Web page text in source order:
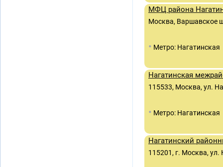
МФЦ района
Москва, Варшавское
• Метро: Нагатинская
Нагатинская
115533, Москва, ул.
• Метро: Нагатинская
Нагатинский
115201, г. Москва,